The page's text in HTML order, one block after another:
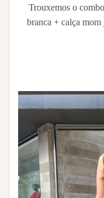
Trouxemos o
branca + calça mom